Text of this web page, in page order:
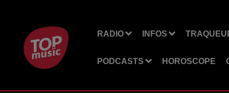
RADIO INFOS
PODCASTS HOROSCOPE